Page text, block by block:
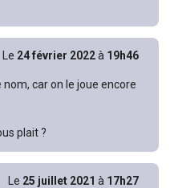
Le 24 février 2022à 19h46
nom, car on le joue encore
plait ?
Le 25 juillet 2021 à 17h27